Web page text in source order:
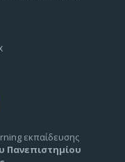
εκπαίδευσης
Πανεπιστημίου